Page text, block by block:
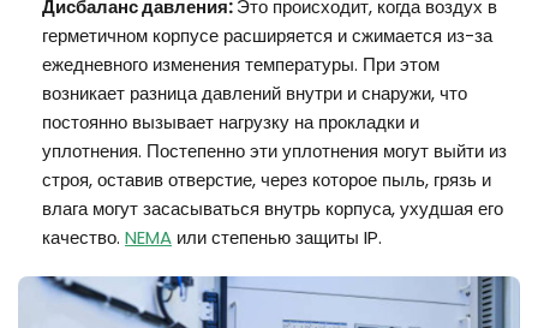
Дисбаланс давления:Это происходит, когда воздух в
герметичном корпусе расширяется и сжимается из-за
ежедневного изменения температуры. При этом
возникает разница давлений внутри и снаружи, что
постоянно вызывает нагрузку на прокладки и
уплотнения. Постепенно эти уплотнения могут выйти из
строя, оставив отверстие, через которое пыль, грязь и
влага могут засасываться внутрь корпуса, ухудшая его
качество. NEMA или степенью защиты IP.